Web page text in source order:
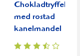
Chokladtryffel
med rostad
kanelmandel